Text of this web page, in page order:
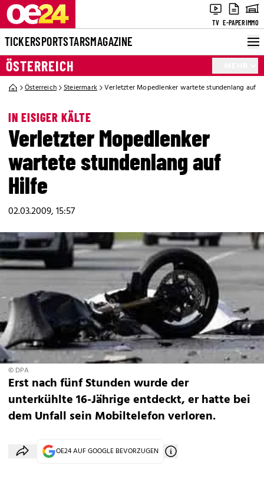
TV E-PAPERIMMO
TICKERSPORTSTARSMAGAZINE
ÖSTERREICH
Österreich Steiermark Verletzter Mopedlenker wartete stundenlang auf
IN EISIGER KÄLTE
Verletzter Mopedlenker
wartete stundenlang auf
Hilfe
02.03.2009, 15:57
© DPA
Erst nach fünf Stunden wurde der
unterkühlte 16-Jährige entdeckt, er hatte bei
dem Unfall sein Mobiltelefon verloren.
OE24 AUF GOOGLE BEVORZUGEN